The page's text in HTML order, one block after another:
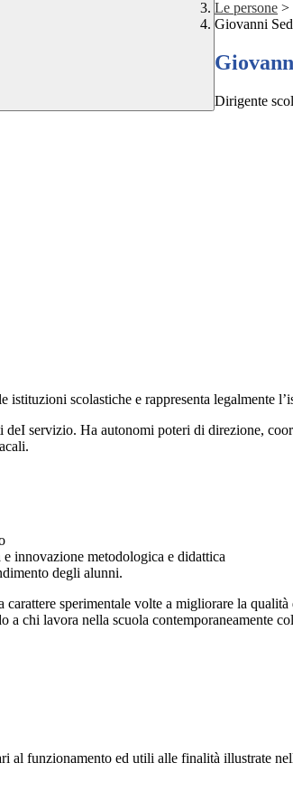
Le persone >
Giovanni
Dirigente
scolastiche e rappresenta legalmente
servizio. Ha autonomi poteri di direzione,
innovazione metodologica e didattica
degli alunni.
sperimentale volte a migliorare la
chi lavora nella scuola contemporaneamente
al funzionamento ed utili alle finalità illustrate